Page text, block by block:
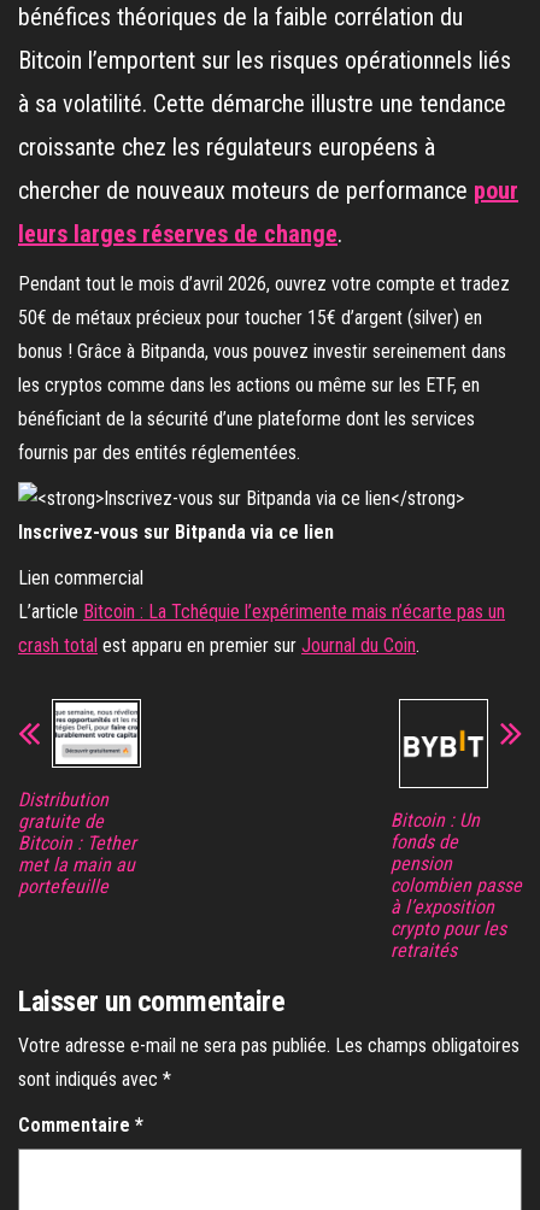
bénéfices théoriques de la faible corrélation du
Bitcoin l’emportent sur les risques opérationnels liés
à sa volatilité. Cette démarche illustre une tendance
croissante chez les régulateurs européens à
chercher de nouveaux moteurs de performance pour
leurs larges réserves de change.
Pendant tout le mois d’avril 2026, ouvrez votre compte et tradez
50€ de métaux précieux pour toucher 15€ d’argent (silver) en
bonus ! Grâce à Bitpanda, vous pouvez investir sereinement dans
les cryptos comme dans les actions ou même sur les ETF, en
bénéficiant de la sécurité d’une plateforme dont les services
fournis par des entités réglementées.
Inscrivez-vous sur Bitpanda via ce lien
Lien commercial
L’article Bitcoin : La Tchéquie l’expérimente mais n’écarte pas un
crash total est apparu en premier sur Journal du Coin.
Distribution
gratuite de
Bitcoin : Tether
met la main au
portefeuille
Bitcoin : Un
fonds de
pension
colombien passe
à l’exposition
crypto pour les
retraités
Laisser un commentaire
Votre adresse e-mail ne sera pas publiée. Les champs obligatoires
sont indiqués avec *
Commentaire *